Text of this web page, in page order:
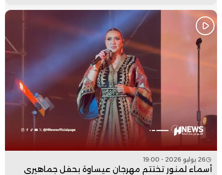
26 يوليو 2026 - 19:00
أسماء لمنور تختتم مهرجان عيساوة بحفل جماهيري